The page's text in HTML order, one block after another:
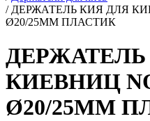
/ ДЕРЖАТЕЛЬ КИЯ ДЛЯ
Ø20/25ММ ПЛАСТИК
КИЕВНИЦ
Ø20/25ММ